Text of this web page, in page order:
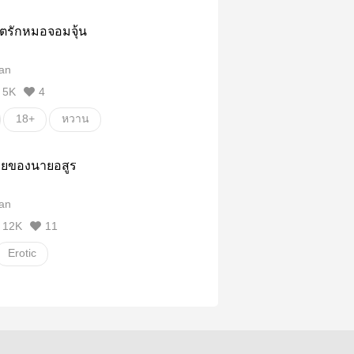
รักหมอจอมจุ้น
5K
4
18+ หวาน
ของนายอสูร
12K
11
Erotic